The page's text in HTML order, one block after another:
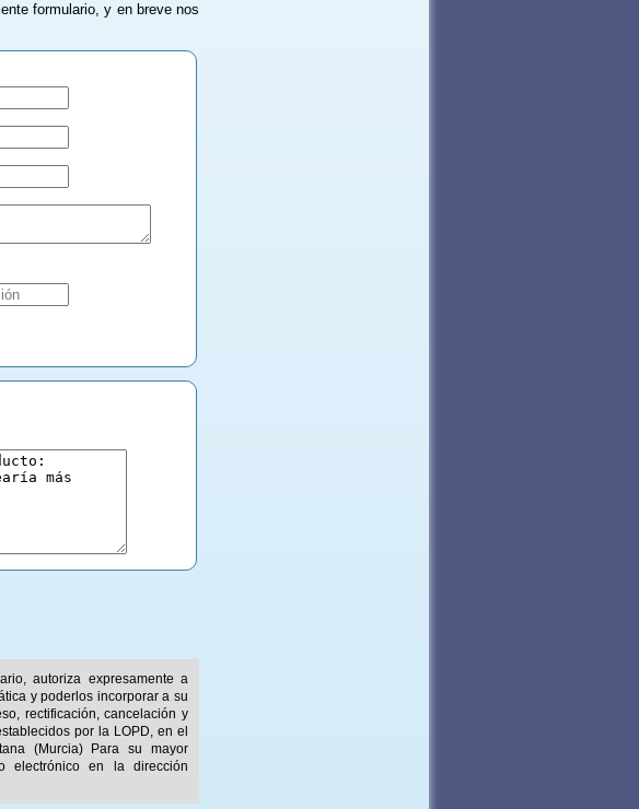
formulario, y en breve nos
autoriza expresamente a
y poderlos incorporar a su
rectificación, cancelación y
por la LOPD, en el
(Murcia) Para su mayor
electrónico en la dirección